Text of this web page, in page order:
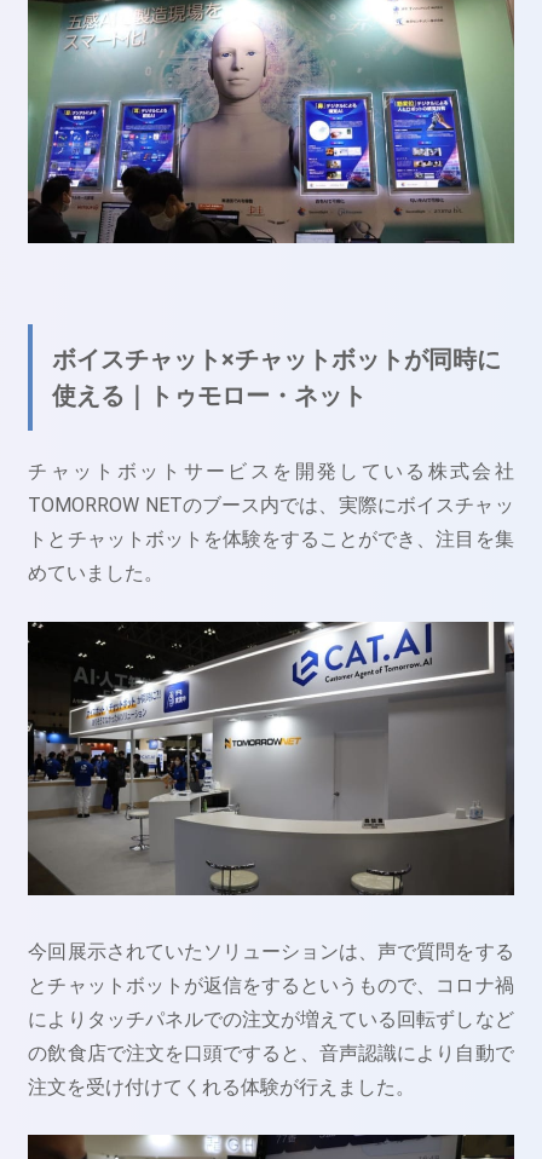
ボイスチャット×チャットボットが同時に
使える｜トゥモロー・ネット
チャットボットサービスを開発している株式会社
TOMORROW NETのブース内では、実際にボイスチャッ
トとチャットボットを体験をすることができ、注目を集
めていました。
今回展示されていたソリューションは、声で質問をする
とチャットボットが返信をするというもので、コロナ禍
によりタッチパネルでの注文が増えている回転ずしなど
の飲食店で注文を口頭ですると、音声認識により自動で
注文を受け付けてくれる体験が行えました。